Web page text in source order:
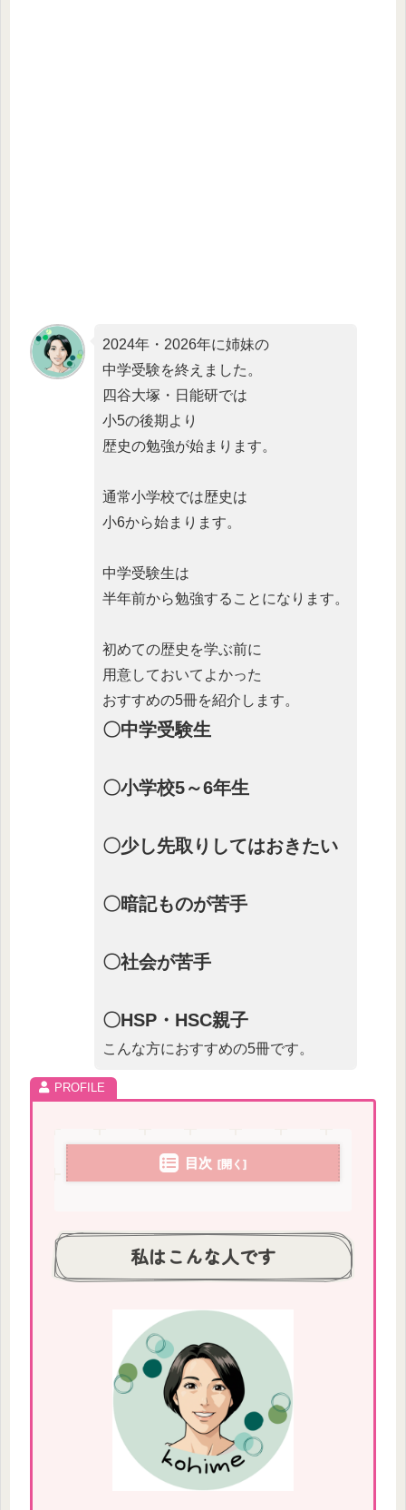
2024年・2026年に姉妹の
中学受験を終えました。
四谷大塚・日能研では
小5の後期より
歴史の勉強が始まります。
通常小学校では歴史は
小6から始まります。
中学受験生は
半年前から勉強することになります。
初めての歴史を学ぶ前に
用意しておいてよかった
おすすめの5冊を紹介します。
〇中学受験生
〇小学校5～6年生
〇少し先取りしてはおきたい
〇暗記ものが苦手
〇社会が苦手
〇HSP・HSC親子
こんな方におすすめの5冊です。
目次
私はこんな人です